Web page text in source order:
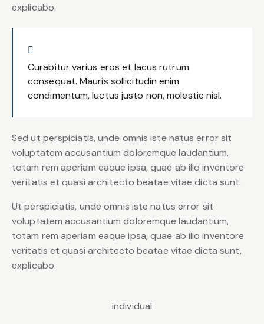
explicabo.
Curabitur varius eros et lacus rutrum
consequat. Mauris sollicitudin enim
condimentum, luctus justo non, molestie nisl.
Sed ut perspiciatis, unde omnis iste natus error sit
voluptatem accusantium doloremque laudantium,
totam rem aperiam eaque ipsa, quae ab illo inventore
veritatis et quasi architecto beatae vitae dicta sunt.
Ut perspiciatis, unde omnis iste natus error sit
voluptatem accusantium doloremque laudantium,
totam rem aperiam eaque ipsa, quae ab illo inventore
veritatis et quasi architecto beatae vitae dicta sunt,
explicabo.
individual